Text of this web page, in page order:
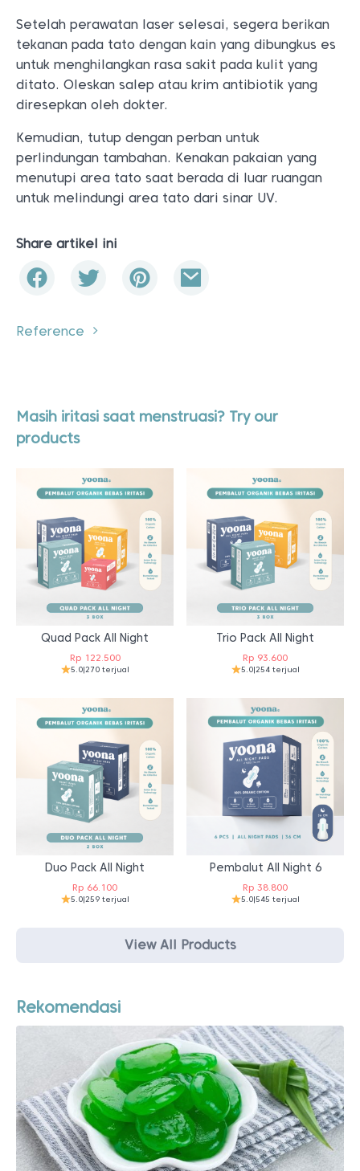
Setelah perawatan laser selesai, segera berikan
tekanan pada tato dengan kain yang dibungkus es
untuk menghilangkan rasa sakit pada kulit yang
ditato. Oleskan salep atau krim antibiotik yang
diresepkan oleh dokter.
Kemudian, tutup dengan perban untuk
perlindungan tambahan. Kenakan pakaian yang
menutupi area tato saat berada di luar ruangan
untuk melindungi area tato dari sinar UV.
Share artikel ini
Reference
Masih iritasi saat menstruasi? Try our
products
Quad Pack All Night
Rp122.500
5.0|270 terjual
Trio Pack All Night
Rp 93.600
5.0|254 terjual
Duo Pack All Night
Rp 66.100
5.0|259 terjual
Pembalut All Night 6
Rp 38.800
5.0|545 terjual
View All Products
Rekomendasi